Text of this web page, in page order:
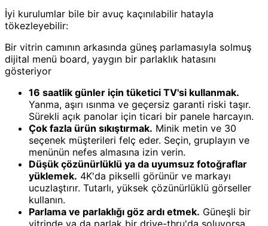
İyi kurulumlar bile bir avuç kaçınılabilir hatayla
tökezleyebilir:
Bir vitrin camının arkasında güneş parlamasıyla solmuş
dijital menü board, yaygın bir parlaklık hatasını
gösteriyor
16 saatlik günler için tüketici TV'si kullanmak.
Yanma, aşırı ısınma ve geçersiz garanti riski taşır.
Sürekli açık panolar için ticari bir panele harcayın.
Çok fazla ürün sıkıştırmak. Minik metin ve 30
seçenek müşterileri felç eder. Seçin, gruplayın ve
menünün nefes almasına izin verin.
Düşük çözünürlüklü ya da uyumsuz fotoğraflar
yüklemek. 4K'da pikselli görünür ve markayı
ucuzlaştırır. Tutarlı, yüksek çözünürlüklü görseller
kullanın.
Parlama ve parlaklığı göz ardı etmek. Güneşli bir